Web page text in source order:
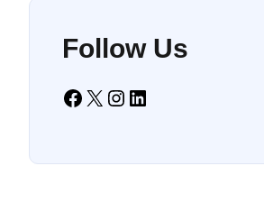
Follow Us
Facebook X Instagram LinkedIn